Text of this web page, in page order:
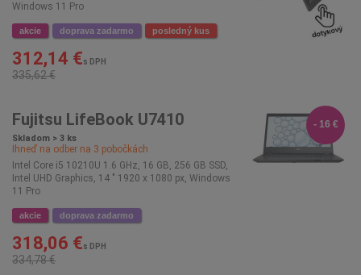
Windows 11 Pro
akcie doprava zadarmo posledný kus
312,14 €s DPH
335,62 €
Fujitsu LifeBook U7410
Skladom > 3 ks
Ihneď na odber na 3 pobočkách
Intel Core i5 10210U 1.6 GHz, 16 GB, 256 GB SSD,
Intel UHD Graphics, 14 " 1920 x 1080 px, Windows
11 Pro
akcie doprava zadarmo
- 16 €
318,06 €s DPH
334,78 €